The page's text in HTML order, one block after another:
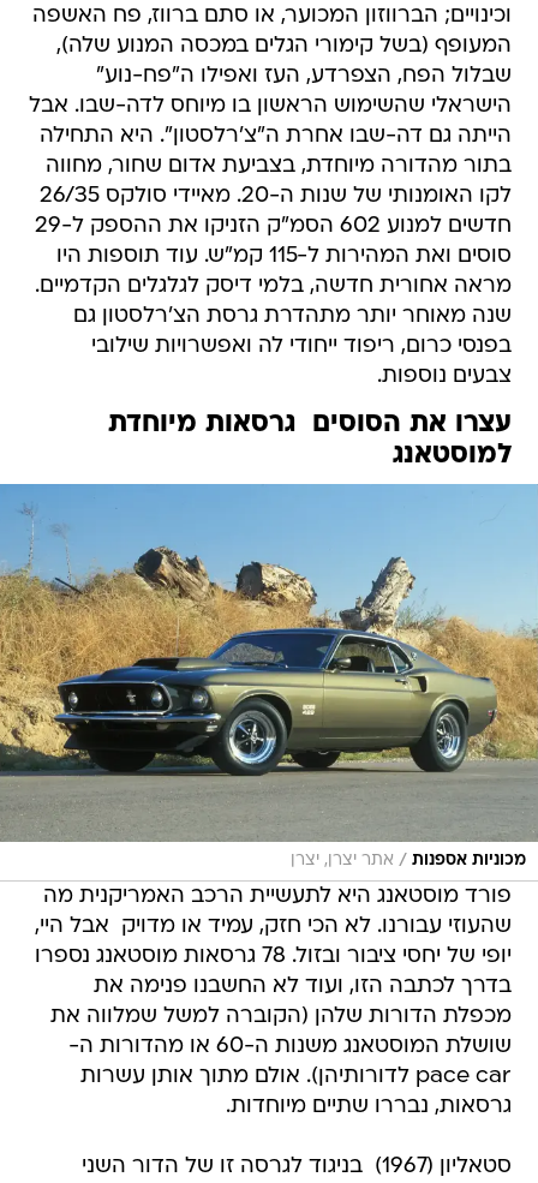
וכינויים; הברווזון המכוער, או סתם ברווז, פח האשפה
המעופף (בשל קימורי הגלים במכסה המנוע שלה),
שבלול הפח, הצפרדע, העז ואפילו ה"פח-נוע"
הישראלי שהשימוש הראשון בו מיוחס לדה-שבו. אבל
הייתה גם דה-שבו אחרת ה"צ'רלסטון". היא התחילה
בתור מהדורה מיוחדת, בצביעת אדום שחור, מחווה
לקו האומנותי של שנות ה-20. מאיידי סולקס 26/35
חדשים למנוע 602 הסמ"ק הזניקו את ההספק ל-29
סוסים ואת המהירות ל-115 קמ"ש. עוד תוספות היו
מראה אחורית חדשה, בלמי דיסק לגלגלים הקדמיים.
שנה מאוחר יותר מתהדרת גרסת הצ'רלסטון גם
בפנסי כרום, ריפוד ייחודי לה ואפשרויות שילובי
צבעים נוספות.
עצרו את הסוסים  גרסאות מיוחדת
למוסטאנג
מכוניות אספנות / אתר יצרן, יצרן
פורד מוסטאנג היא לתעשיית הרכב האמריקנית מה
שהעוזי עבורנו. לא הכי חזק, עמיד או מדויק  אבל היי,
יופי של יחסי ציבור ובזול. 78 גרסאות מוסטאנג נספרו
בדרך לכתבה הזו, ועוד לא החשבנו פנימה את
מכפלת הדורות שלהן (הקוברה למשל שמלווה את
שושלת המוסטאנג משנות ה-60 או מהדורות ה-
pace car לדורותיהן). אולם מתוך אותן עשרות
גרסאות, נבררו שתיים מיוחדות.
סטאליון (1967)  בניגוד לגרסה זו של הדור השני